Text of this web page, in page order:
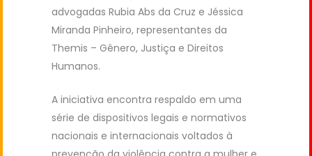
advogadas Rubia Abs da Cruz e Jéssica
Miranda Pinheiro, representantes da
Themis – Gênero, Justiça e Direitos
Humanos.
A iniciativa encontra respaldo em uma
série de dispositivos legais e normativos
nacionais e internacionais voltados à